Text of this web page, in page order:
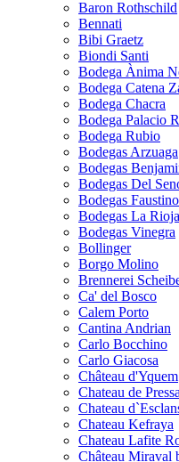
Baron Rothschild
Bennati
Bibi Graetz
Biondi Santi
Bodega Ànima
Bodega Catena
Bodega Chacra
Bodega Palacio
Bodega Rubio
Bodegas Arzuaga
Bodegas
Bodegas Del
Bodegas
Bodegas La
Bodegas Vinegra
Bollinger
Borgo Molino
Brennerei
Ca' del Bosco
Calem Porto
Cantina Andrian
Carlo Bocchino
Carlo Giacosa
Château d'Yquem
Chateau de
Chateau
Chateau Kefraya
Chateau Lafite
Château Miraval